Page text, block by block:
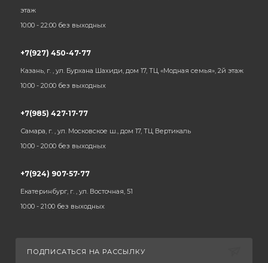
этаж
10:00 - 22:00 без выходных
+7(927) 450-47-77
Казань, г. , ул. Бурхана Шахиди, дом 17, ТЦ «Модная семья», 2й этаж
10:00 - 20:00 без выходных
+7(985) 427-17-77
Самара, г. , ул. Московское ш., дом 17, ТЦ Вертикаль
10:00 - 20:00 без выходных
+7(924) 907-57-77
Екатеринбург, г. , ул. Восточная, 51
10:00 - 21:00 без выходных
ПОДПИСАТЬСЯ НА РАССЫЛКУ